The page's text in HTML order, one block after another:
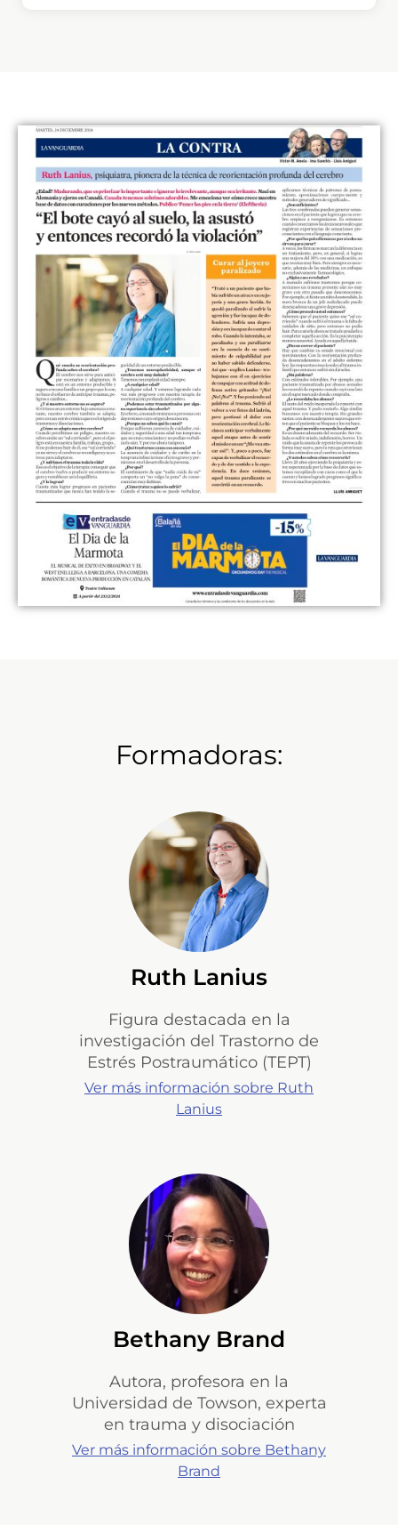
Formadoras:
Ruth Lanius
Figura destacada en la
investigación del Trastorno de
Estrés Postraumático (TEPT)
Ver más información sobre Ruth
Lanius
Bethany Brand
Autora, profesora en la
Universidad de Towson, experta
en trauma y disociación
Ver más información sobre Bethany
Brand